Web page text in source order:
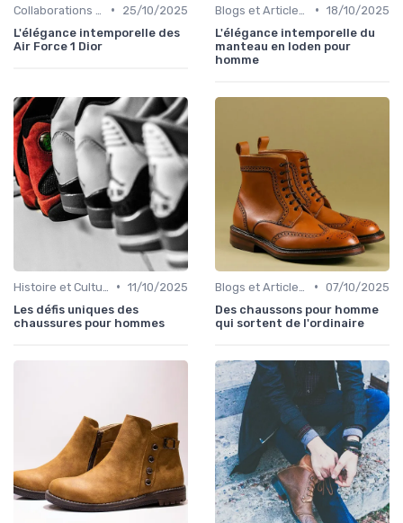
•
25/10/2025
L'élégance intemporelle des
Air Force 1 Dior
• 18/10/2025
L'élégance intemporelle du
manteau en loden pour
homme
• 11/10/2025
Les défis uniques des
chaussures pour hommes
• 07/10/2025
Des chaussons pour homme
qui sortent de l'ordinaire